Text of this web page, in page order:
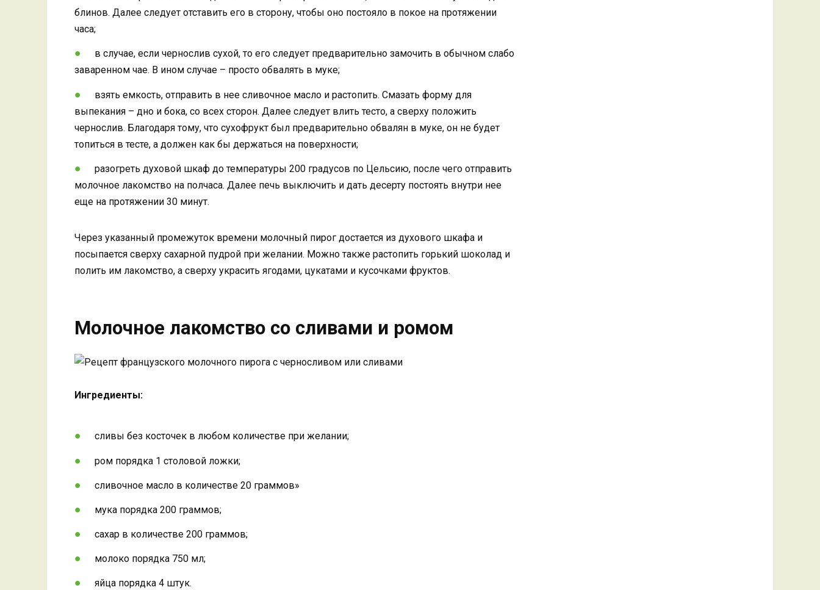
блинов. Далее следует отставить его в сторону, чтобы оно постояло в покое на протяжении
часа;
в случае, если чернослив сухой, то его следует предварительно замочить в обычном слабо
заваренном чае. В ином случае – просто обвалять в муке;
взять емкость, отправить в нее сливочное масло и растопить. Смазать форму для
выпекания – дно и бока, со всех сторон. Далее следует влить тесто, а сверху положить
чернослив. Благодаря тому, что сухофрукт был предварительно обвалян в муке, он не будет
топиться в тесте, а должен как бы держаться на поверхности;
разогреть духовой шкаф до температуры 200 градусов по Цельсию, после чего отправить
молочное лакомство на полчаса. Далее печь выключить и дать десерту постоять внутри нее
еще на протяжении 30 минут.
Через указанный промежуток времени молочный пирог достается из духового шкафа и
посыпается сверху сахарной пудрой при желании. Можно также растопить горький шоколад и
полить им лакомство, а сверху украсить ягодами, цукатами и кусочками фруктов.
Молочное лакомство со сливами и ромом
Ингредиенты:
сливы без косточек в любом количестве при желании;
ром порядка 1 столовой ложки;
сливочное масло в количестве 20 граммов»
мука порядка 200 граммов;
сахар в количестве 200 граммов;
молоко порядка 750 мл;
яйца порядка 4 штук.